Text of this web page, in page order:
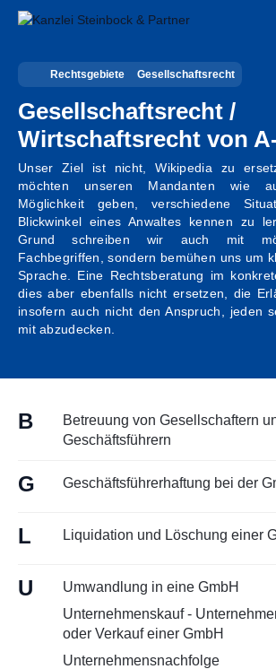
Zum
Inhalt
Startseite
Kanzlei
Team
Standorte
Rechtsgebiete
Steuerberatung
Kontakt
Rechtsgebiete Gesellschaftsrecht
Gesellschaftsrecht /
Wirtschaftsrecht von
Unser Ziel ist nicht, Wikipedia zu
möchten unseren Mandanten wie
Möglichkeit geben, verschiedene
Blickwinkel eines Anwaltes kennen zu
Grund schreiben wir auch mit
Fachbegriffen, sondern bemühen uns um
Sprache. Eine Rechtsberatung im
dies aber ebenfalls nicht ersetzen, die
insofern auch nicht den Anspruch, jeden
mit abzudecken.
B
Betreuung von Gesellschaftern
Geschäftsführern
G Geschäftsführerhaftung bei der
L Liquidation und Löschung einer
U
Umwandlung in eine GmbH
Unternehmenskauf -
oder Verkauf einer GmbH
Unternehmensnachfolge